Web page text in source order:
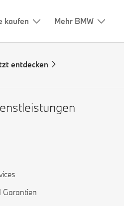
kaufen Mehr BMW
entdecken
Garantien